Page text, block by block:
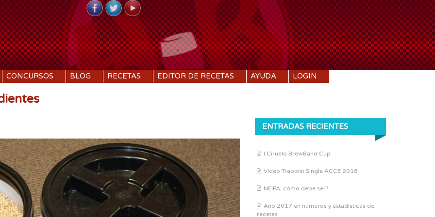
CONCURSOS BLOG RECETAS EDITOR DE RECETAS AYUDA LOGIN
ENTRADAS RECIENTES
I Ciruelo BrewBand Cup
Vídeo Trappist Single ACCE 2018
NEIPA, cómo debe ser?
Año 2017 en números y estadísticas de
recetas